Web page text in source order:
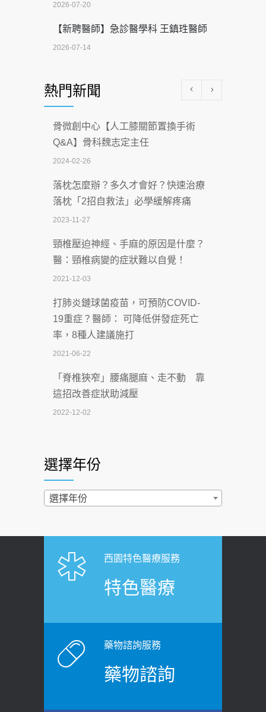
2026-07-20
【新聘醫師】急診醫學科 王鎮珄醫師
2026-07-14
科能量
2026-07-08
沒菸酒也瀕臨洗腎？65歲男靠「這習
慣」逆轉腎功能 醫揭3招救命
2026-07-08
體溫飆破41度！醫連收兩例中暑病例：
致死率達8成
2026-07-07
深耕萬華55年 西園醫院回顧發展歷程與
智慧 醫療布局
2026-07-06
【115年臺北市「防癌保衛戰：健康好禮
一手刮」】 宣導
2026-07-02
2026-07-02
4連霸議員黃秋澤癌逝！食道癌為何奪命
西園醫院55周年 7／10捐血公益活動 邀
民眾熱血響應
2026-06-30
健康肛門痛都是痔瘡?醫談瘍瘍瘻管與肛
裂差異 逾50歲民眾可做1事
原則避免血糖血壓飆高
2026-06-08
熱門新聞
骨微創中心【人工膝關節置換手術
Q&A】骨科魏志定主任
2024-02-26
落枕怎麼辦？多久才會好？快速治療
落枕「2招自救法」必學緩解疼痛
2023-11-27
頸椎壓迫神經、手麻的原因是什麼？
醫：頸椎病變的症狀難以自覺！
2021-12-03
打肺炎鏈球菌疫苗，可預防COVID-
19重症？醫師： 可降低併發症死亡
率，8種人建議施打
2021-06-22
「脊椎狹窄」腰痛腿麻、走不動 靠
這招改善症狀助減壓
2022-12-02
2022-02-17
過量維生素D和鈣恐罹癌? 醫師釋
「落枕」不要大力按脖子！ 1招「伸
展運動」預防落枕
老後睡不好、夜間易跌倒
2021-03-05
選擇年份
選擇年份
西園特色醫療服務
特色醫療
藥物諮詢服務
藥物諮詢